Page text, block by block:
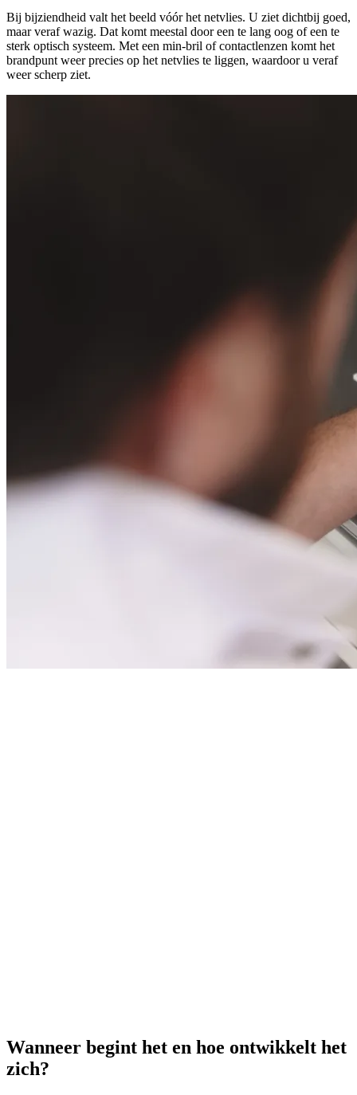
Bij bijziendheid valt het beeld vóór het netvlies. U ziet dichtbij goed,
maar veraf wazig. Dat komt meestal door een te lang oog of een te
sterk optisch systeem. Met een min-bril of contactlenzen komt het
brandpunt weer precies op het netvlies te liggen, waardoor u veraf
weer scherp ziet.
Wanneer begint het en hoe ontwikkelt het
zich?